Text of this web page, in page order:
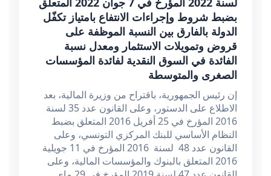
بضبط شروط وإجراءات الانتفاع بامتياز تكفّل
الدولة بالفارق بين النسبة الموظفة على
قروض وتمويلات الاستثمار ومعدل نسبة
الفائدة في السوق النقدية لفائدة المؤسسات
الصغرى والمتوسطة
إن رئيس الجمهورية، باقتراح من وزيرة المالية، بعد
الاطلاع على الدستور، وعلى القانون عدد 35 لسنة
2016 المؤرخ في 25 أفريل 2016 المتعلق بضبط
النظام الأساسي للبنك المركزي التونسي، وعلى
القانون عدد 48 لسنة 2016 المؤرخ في 11 جويلية
2016 المتعلق بالبنوك والمؤسسات المالية، وعلى